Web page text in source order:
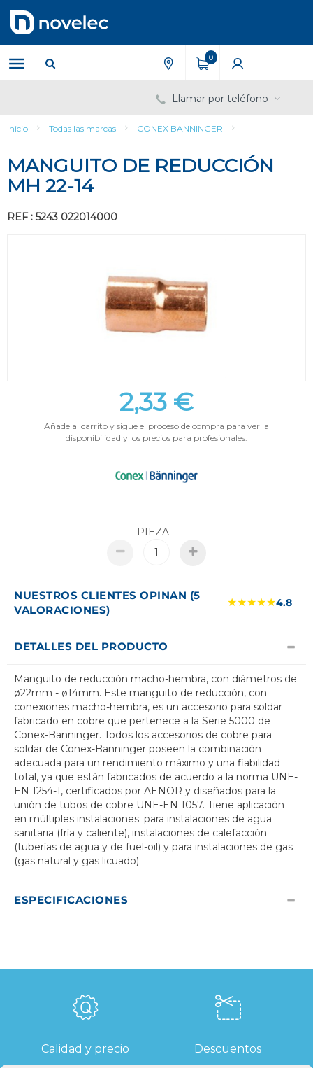
contenido
menú
de
navegación
0
Llamar por teléfono
Inicio Todas las marcas CONEX BANNINGER
MANGUITO DE REDUCCIÓN
MH 22-14
REF : 5243 022014000
2,33 €
Añade al carrito y sigue el proceso de compra para ver la
disponibilidad y los precios para profesionales.
PIEZA
NUESTROS CLIENTES OPINAN (5
VALORACIONES)
★★★★★4.8
DETALLES DEL PRODUCTO
Manguito de reducción macho-hembra, con diámetros de
ø22mm - ø14mm. Este manguito de reducción, con
conexiones macho-hembra, es un accesorio para soldar
fabricado en cobre que pertenece a la Serie 5000 de
Conex-Bänninger. Todos los accesorios de cobre para
soldar de Conex-Bänninger poseen la combinación
adecuada para un rendimiento máximo y una fiabilidad
total, ya que están fabricados de acuerdo a la norma UNE-
EN 1254-1, certificados por AENOR y diseñados para la
unión de tubos de cobre UNE-EN 1057. Tiene aplicación
en múltiples instalaciones: para instalaciones de agua
sanitaria (fría y caliente), instalaciones de calefacción
(tuberías de agua y de fuel-oil) y para instalaciones de gas
(gas natural y gas licuado).
ESPECIFICACIONES
Calidad y precio Descuentos